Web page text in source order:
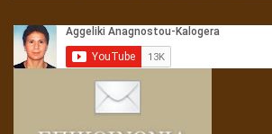
Αληθής και επίπλαστη πνευματικότητα